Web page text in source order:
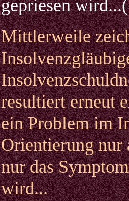
gepriesen
Mittlerweile
resultiert erneut
ein Problem im
Orientierung nur
nur das
wird...